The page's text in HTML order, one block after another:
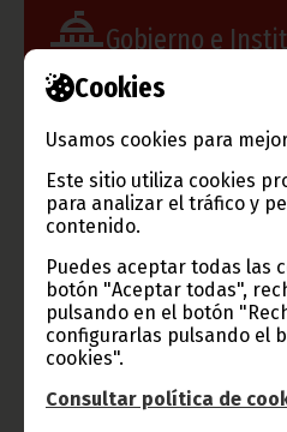
Cookies
Usamos cookies para
Este sitio utiliza cookies
para analizar el tráfico y
contenido.
Puedes aceptar todas las
botón "Aceptar todas",
pulsando en el botón
configurarlas pulsando el
cookies".
Consultar política de
Gobierno e
Información de
TVGE
Radio Nacional